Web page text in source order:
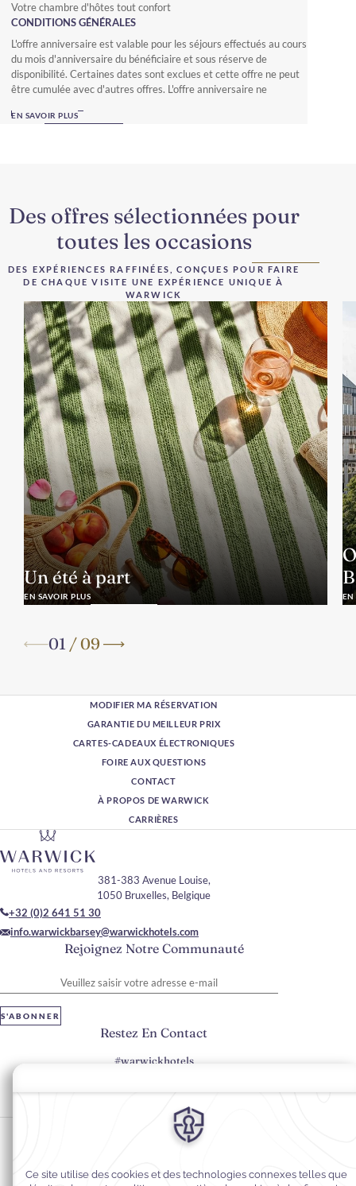
Votre chambre d'hôtes tout confort
CONDITIONS GÉNÉRALES
L'offre anniversaire est valable pour les séjours effectués au cours
du mois d'anniversaire du bénéficiaire et sous réserve de
disponibilité. Certaines dates sont exclues et cette offre ne peut
être cumulée avec d'autres offres. L'offre anniversaire ne
EN SAVOIR PLUS
Des offres sélectionnées pour
toutes les occasions
DES EXPÉRIENCES RAFFINÉES, CONÇUES POUR FAIRE
DE CHAQUE VISITE UNE EXPÉRIENCE UNIQUE À
WARWICK
Un été à part
EN SAVOIR PLUS EN
01 /09
MODIFIER MA RÉSERVATION
GARANTIE DU MEILLEUR PRIX
CARTES-CADEAUX ÉLECTRONIQUES
FOIRE AUX QUESTIONS
CONTACT
À PROPOS DE WARWICK
CARRIÈRES
Rejoignez Notre Communauté
S'ABONNER
381-383 Avenue Louise,
1050 Bruxelles, Belgique
+32 (0)2 641 51 30
info.warwickbarsey@warwickhotels.com
Restez En Contact
#warwickhotels
Préférences en matière de cookies
Politique de confidentialité